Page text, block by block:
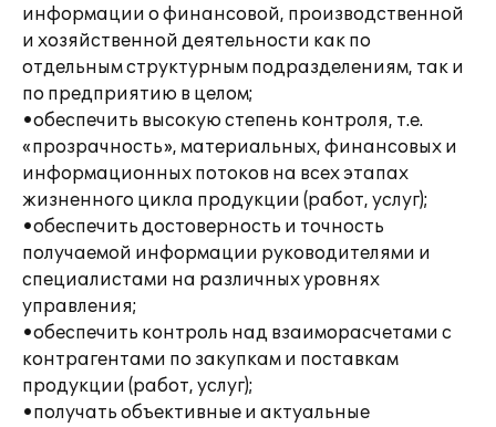
информации о финансовой, производственной
и хозяйственной деятельности как по
отдельным структурным подразделениям, так и
по предприятию в целом;
•обеспечить высокую степень контроля, т.е.
«прозрачность», материальных, финансовых и
информационных потоков на всех этапах
жизненного цикла продукции (работ, услуг);
•обеспечить достоверность и точность
получаемой информации руководителями и
специалистами на различных уровнях
управления;
•обеспечить контроль над взаиморасчетами с
контрагентами по закупкам и поставкам
продукции (работ, услуг);
•получать объективные и актуальные